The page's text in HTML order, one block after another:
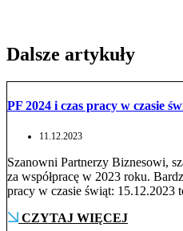
Dalsze artykuły
PF 2024 i czas pracy w czasie
11.12.2023
Szanowni Partnerzy Biznesowi,
za współpracę w 2023 roku.
pracy w czasie świąt: 15.12.2023
CZYTAJ WIĘCEJ